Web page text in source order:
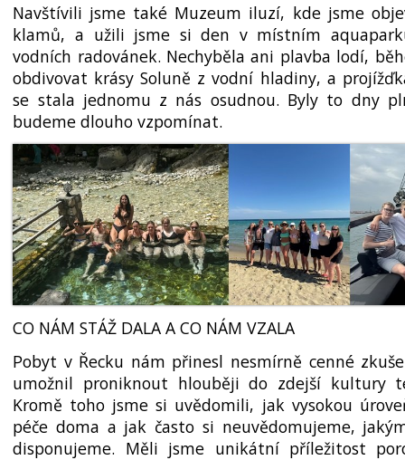
Navštívili jsme také Muzeum iluzí, kde jsme
klamů, a užili jsme si den v místním
vodních radovánek. Nechyběla ani plavba lodí,
obdivovat krásy Soluně z vodní hladiny, a
se stala jednomu z nás osudnou. Byly to dny
budeme dlouho vzpomínat.
CO NÁM STÁŽ DALA A CO NÁM VZALA
Pobyt v Řecku nám přinesl nesmírně cenné
umožnil proniknout hlouběji do zdejší kultury
Kromě toho jsme si uvědomili, jak vysokou
péče doma a jak často si neuvědomu­jeme,
disponujeme. Měli jsme unikátní příležitost